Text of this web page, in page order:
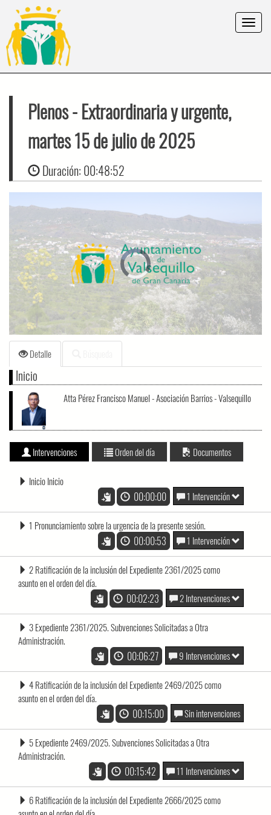
Toggle
Plenos- Extraordinaria y urgente,
martes 15 de julio de 2025
Duración: 00:48:52
Video
Player
is
loading.
Detalle
Inicio
Atta Pérez Francisco Manuel - Asociación Barrios - Valsequillo
Intervenciones Orden del día Documentos
Inicio Inicio
00:00:00 1 Intervención
1 Pronunciamiento sobre la urgencia de la presente sesión.
00:00:53 1 Intervención
2 Ratificación de la inclusión del Expediente 2361/2025 como
asunto en el orden del día.
00:02:23 2 Intervenciones
3 Expediente 2361/2025. Subvenciones Solicitadas a Otra
Administración.
00:06:27 9 Intervenciones
4 Ratificación de la inclusión del Expediente 2469/2025 como
asunto en el orden del día.
00:15:00 Sin intervenciones
5 Expediente 2469/2025. Subvenciones Solicitadas a Otra
Administración.
00:15:42 11 Intervenciones
6 Ratificación de la inclusión del Expediente 2666/2025 como